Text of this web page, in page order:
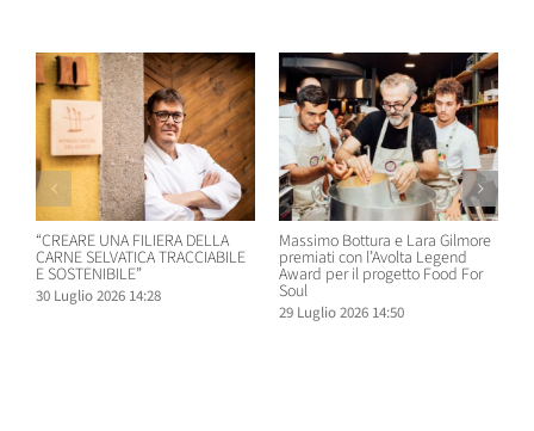
“CREARE UNA FILIERA DELLA
CARNE SELVATICA TRACCIABILE
E SOSTENIBILE”
30 Luglio 2026 14:28
Massimo Bottura e Lara Gilmore
premiati con l’Avolta Legend
Award per il progetto Food For
Soul
29 Luglio 2026 14:50